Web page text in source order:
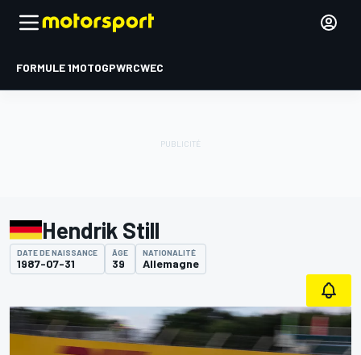
FORMULE 1MOTOGPWRCWEC
Hendrik Still
DATE DE NAISSANCE
1987-07-31
ÂGE
39
NATIONALITÉ
Allemagne